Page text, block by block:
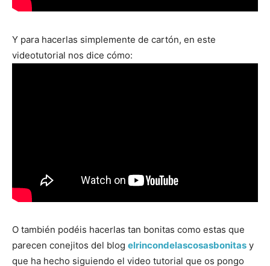
Y para hacerlas simplemente de cartón, en este
videotutorial nos dice cómo:
O también podéis hacerlas tan bonitas como estas que
parecen conejitos del blog elrincondelascosasbonitas y
que ha hecho siguiendo el video tutorial que os pongo